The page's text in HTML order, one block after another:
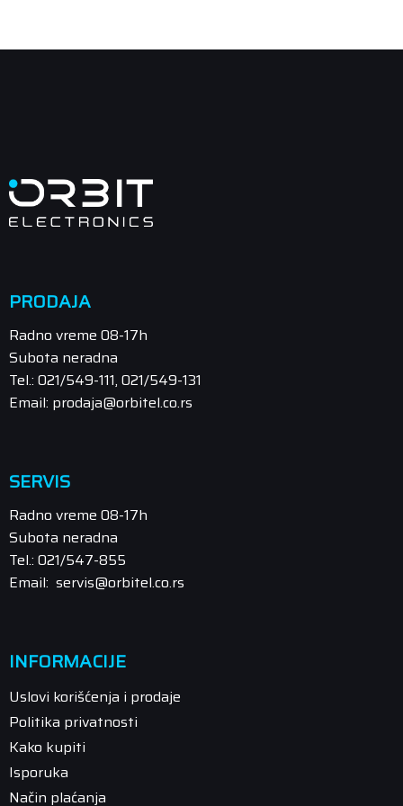
PRODAJA
Radno vreme 08-17h
Subota neradna
Tel.: 021/549-111, 021/549-131
Email: prodaja@orbitel.co.rs
SERVIS
Radno vreme 08-17h
Subota neradna
Tel.: 021/547-855
Email: servis@orbitel.co.rs
INFORMACIJE
Uslovi korišćenja i prodaje
Politika privatnosti
Kako kupiti
Isporuka
Način plaćanja